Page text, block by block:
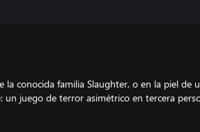
conocida familia Slaughter, o en la piel de
un juego de terror asimétrico en tercera